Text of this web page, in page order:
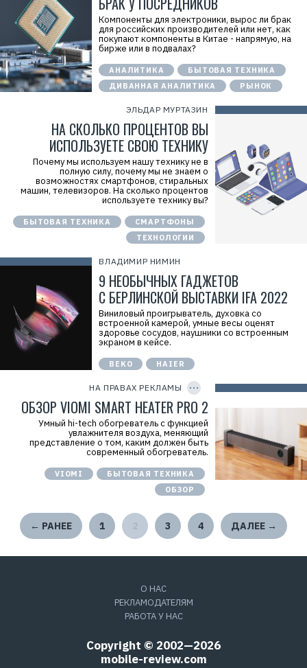
Компоненты для электроники, вырос ли брак
для российских производителей или нет, как
покупают компоненты в Китае - напрямую, на
бирже или в подвалах?
АНАЛИТИКА
БЫТОВАЯ ТЕХНИКА
ДИВАННАЯ АНАЛИТИКА
РЫНОК
ЭЛЬДАР МУРТАЗИН
НА СКОЛЬКО ПРОЦЕНТОВ ВЫ
ИСПОЛЬЗУЕТЕ СВОЮ ТЕХНИКУ
Почему мы используем нашу технику не в
полную силу, почему мы не знаем о
возможностях смартфонов, стиральных
машин, телевизоров. На сколько процентов
используете технику вы?
БЫТОВАЯ ТЕХНИКА
СМАРТФОНЫ
ТЕХНОЛОГИИ
ВЛАДИМИР НИМИН
9 НЕОБЫЧНЫХ ГАДЖЕТОВ
С БЕРЛИНСКОЙ ВЫСТАВКИ IFA 2022
Виниловый проигрыватель, духовка со
встроенной камерой, умные весы оценят
здоровье сосудов, наушники со встроенным
экраном в кейсе.
BEKO HAIER
НА ПРАВАХ РЕКЛАМЫ
Р
а
E
r
i
d
=
Y
I
D
ОБЗОР VIOMI SMART HEATER PRO 2
Умный hi-tech обогреватель с функцией
увлажнителя воздуха, меняющий
представление о том, каким должен быть
современный обогреватель.
VIOMI
БЫТОВАЯ ТЕХНИКА
ОБЗОР
← РАНЕЕ 1 3 4 ДАЛЕЕ →
О НАС
РЕКЛАМОДАТЕЛЯМ
РАБОТА У НАС
Copyright © 2002—2026
mobile-review.com